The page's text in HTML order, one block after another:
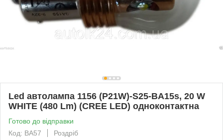
Led автолампа 1156 (P21W)-S25-BA15s, 20 W
WHITE (480 Lm) (CREE LED) одноконтактна
Готово до відправки
Код: BA57
Роздріб